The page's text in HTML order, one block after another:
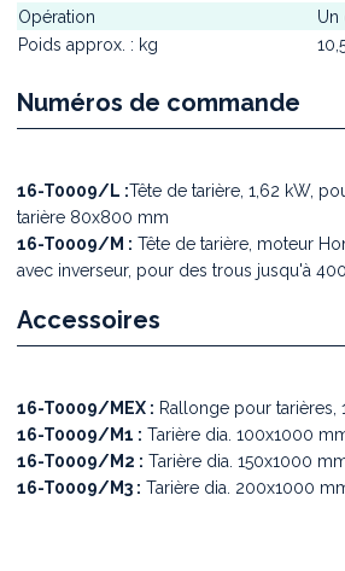
Opération
Un
Poids approx. : kg
Numéros de commande
16-T0009/L :Tête de tarière, 1,62 kW,
tarière 80x800 mm
16-T0009/M : Tête de tarière, moteur
avec inverseur, pour des trous jusqu'à
Accessoires
16-T0009/MEX : Rallonge pour tarières,
16-T0009/M1 : Tarière dia. 100x1000
16-T0009/M2 : Tarière dia. 150x1000
16-T0009/M3 : Tarière dia. 200x1000